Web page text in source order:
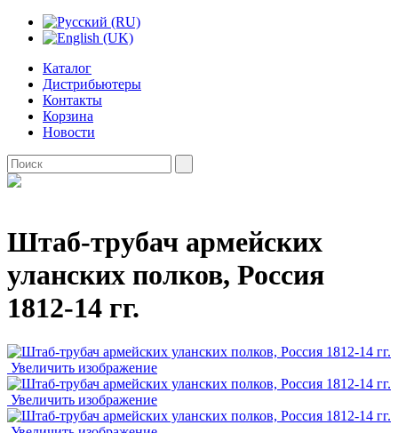
Каталог
Дистрибьютеры
Контакты
Корзина
Новости
Штаб-трубач армейских
уланских полков, Россия
1812-14 гг.
Увеличить изображение
Увеличить изображение